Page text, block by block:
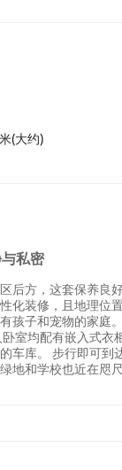
(大约)
私密
后方，这套保养良
化装修，且地理位
孩子和宠物的家庭
卧室均配有嵌入式
车库。 步行即可到
地和学校也近在咫尺